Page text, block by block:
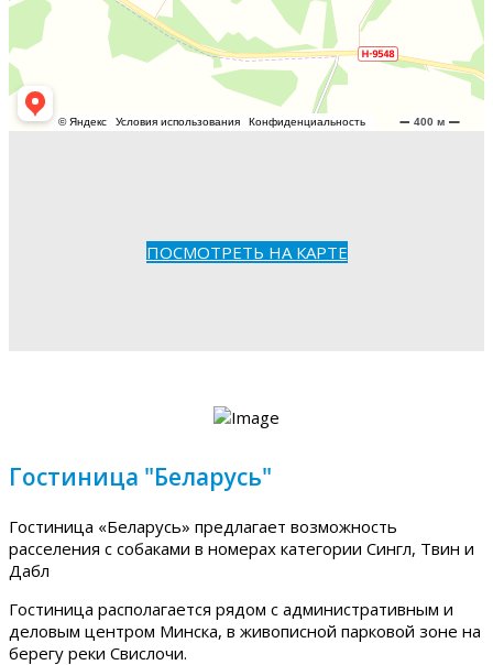
ПОСМОТРЕТЬ НА КАРТЕ
Гостиница "Беларусь"
Гостиница «Беларусь» предлагает возможность
расселения с собаками в номерах категории Сингл, Твин и
Дабл
Гостиница располагается рядом с административным и
деловым центром Минска, в живописной парковой зоне на
берегу реки Свислочи.